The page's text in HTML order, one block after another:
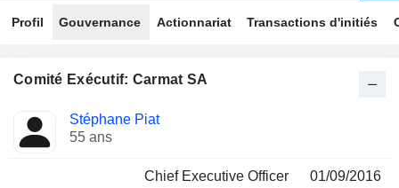
Profil Gouvernance Actionnariat Transactions d'initiés
Comité Exécutif: Carmat SA
Dirigeant
Fonctions
occupées
Stéphane Piat
55 ans
Chief Executive Officer 01/09/2016